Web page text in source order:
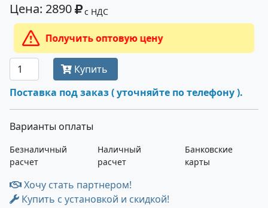
Цена: 2890 с НДС
Получить оптовую цену
Купить
Поставка под заказ ( уточняйте по телефону ).
Варианты оплаты
Безналичный
расчет
Наличный
расчет
Банковские
карты
Хочу стать партнером!
Купить с установкой и скидкой!